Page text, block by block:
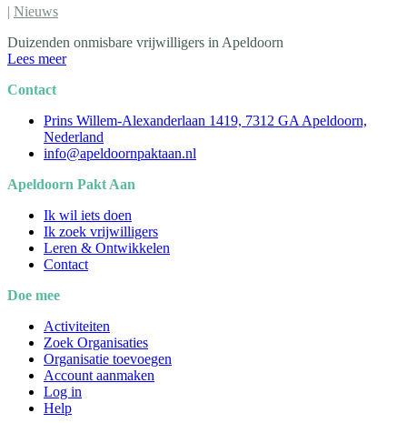
| Nieuws
Duizenden onmisbare vrijwilligers in Apeldoorn
Lees meer
Contact
Prins Willem-Alexanderlaan 1419, 7312 GA Apeldoorn,
Nederland
info@apeldoornpaktaan.nl
Apeldoorn Pakt Aan
Ik wil iets doen
Ik zoek vrijwilligers
Leren & Ontwikkelen
Contact
Doe mee
Activiteiten
Zoek Organisaties
Organisatie toevoegen
Account aanmaken
Log in
Help